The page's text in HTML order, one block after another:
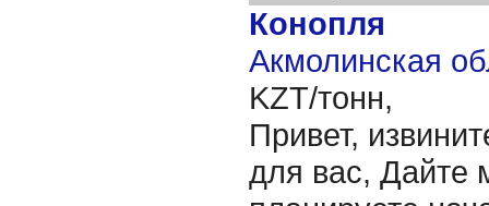
Конопля
Акмолинская
KZT/тонн,
Привет,
для вас, Дайте